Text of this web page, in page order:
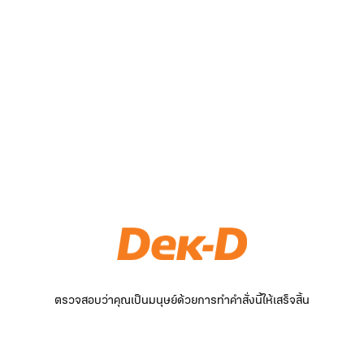
ตรวจสอบว่าคุณเป็นมนุษย์ด้วยการทำคำสั่งนี้ให้เสร็จสิ้น